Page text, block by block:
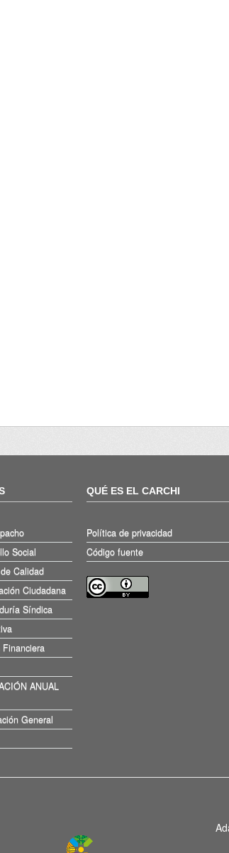
Social
Calidad
Ciudadana
Síndica
ANUAL
General
QUÉ ES EL CARCHI
Política de privacidad
Código fuente